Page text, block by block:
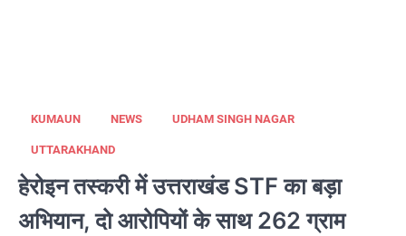
KUMAUN NEWS UDHAM SINGH NAGAR
UTTARAKHAND
हेरोइन तस्करी में उत्तराखंड STF का बड़ा
अभियान, दो आरोपियों के साथ 262 ग्राम